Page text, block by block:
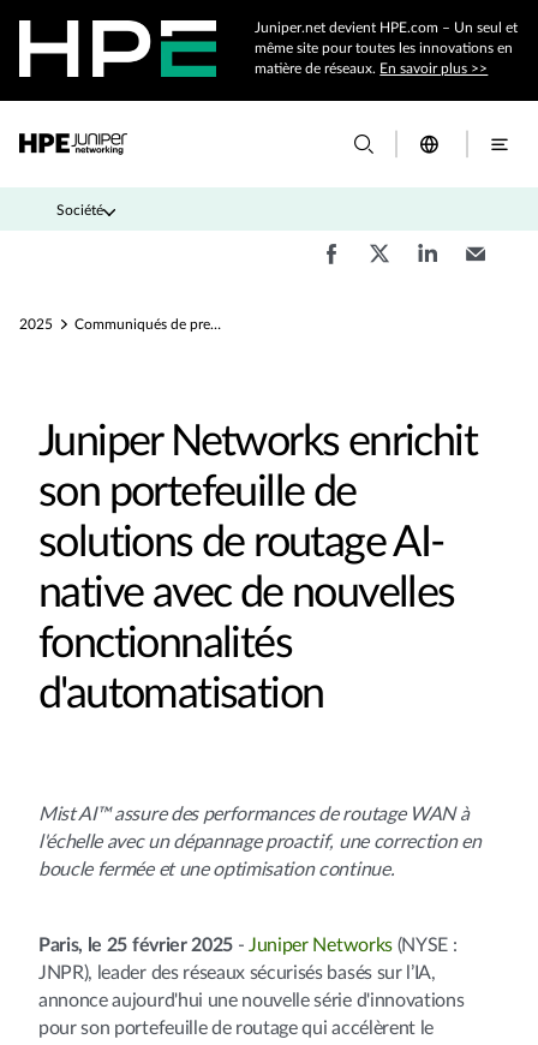
Juniper.net devient HPE.com – Un seul et
même site pour toutes les innovations en
matière de réseaux. En savoir plus >>
Société
2025 Communiqués de presse
Juniper Networks enrichit
son portefeuille de
solutions de routage AI-
native avec de nouvelles
fonctionnalités
d'automatisation
Mist AI™ assure des performances de routage WAN à
l'échelle avec un dépannage proactif, une correction en
boucle fermée et une optimisation continue.
Paris, le 25 février 2025 -Juniper Networks(NYSE :
JNPR), leader des réseaux sécurisés basés sur l’IA,
annonce aujourd'hui une nouvelle série d'innovations
pour son portefeuille de routage qui accélèrent le